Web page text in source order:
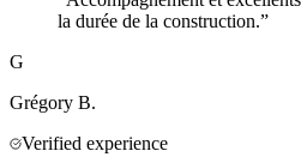
la durée de la construction.”
G
Grégory B.
Verified experience